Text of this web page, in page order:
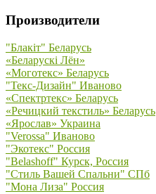
Производители
"Блакiт" Беларусь
«Беларускi Лён»
«Моготекс» Беларусь
"Текс-Дизайн" Иваново
«Спектртекс» Беларусь
«Речицкий текстиль» Беларусь
«Ярослав» Украина
"Verossa" Иваново
"Экотекс" Россия
"Belashoff" Курск, Россия
"Стиль Вашей Спальни" СПб
"Мона Лиза" Россия